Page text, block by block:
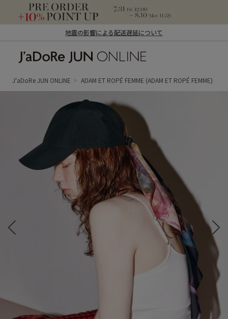
地震の影響による配送遅延について
ン オンライン）
J'aDoRe JUN ONLINE ADAM ET ROPÉ FEMME (ADAM ET ROPÉ FEMME)